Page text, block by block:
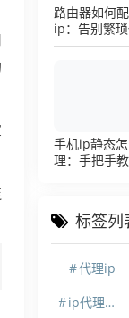
路由器如何
ip：告别繁琐
详解底层配
手机ip静态
理：手把手
标签列
代理ip
ip代理软件